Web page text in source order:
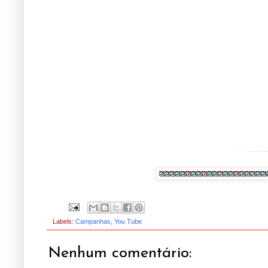
Labels: Campanhas You Tube
Nenhum comentário: